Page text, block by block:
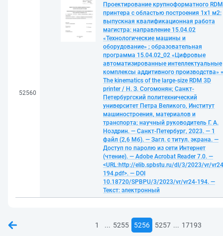
52560
Проектирование крупноформатного
принтера с областью построения 1х1 м2:
выпускная квалификационная работа
магистра: направление 15.04.02
«Технологические машины и
оборудование» ; образовательная
программа 15.04.02_02 «Цифровые
автоматизированные интеллектуальные
комплексы аддитивного производства»
The kinematics of the large-size RDM 3D
printer / Н. З. Согомонян; Санкт-
Петербургский политехнический
университет Петра Великого, Институт
машиностроения, материалов и
транспорта; научный руководитель Г. А.
Ноздрин. — Санкт-Петербург, 2023. — 1
файл (2,6 Мб). — Загл. с титул. экрана. —
Доступ по паролю из сети Интернет
(чтение). — Adobe Acrobat Reader 7.0. —
<URL:http://elib.spbstu.ru/dl/3/2023/vr/
194.pdf>. — DOI
10.18720/SPBPU/3/2023/vr/vr24-194. —
Текст: электронный
1 ... 5255 5256 5257 ... 17193